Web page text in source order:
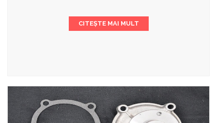
CITEȘTE MAI MULT